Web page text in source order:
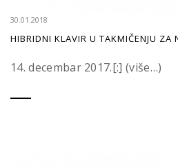
30.01.2018
HIBRIDNI KLAVIR U TAKMIČENJU ZA
14. decembar 2017.[:] (više…)